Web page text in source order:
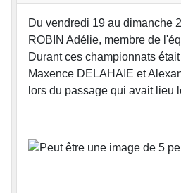
Du vendredi 19 au dimanche
ROBIN Adélie, membre de
Durant ces championnats
Maxence DELAHAIE et
lors du passage qui avait lieu